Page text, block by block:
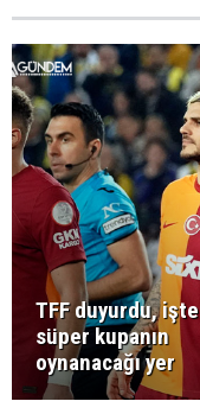
TFF duyurdu, işte
süper kupanın
oynanacağı yer